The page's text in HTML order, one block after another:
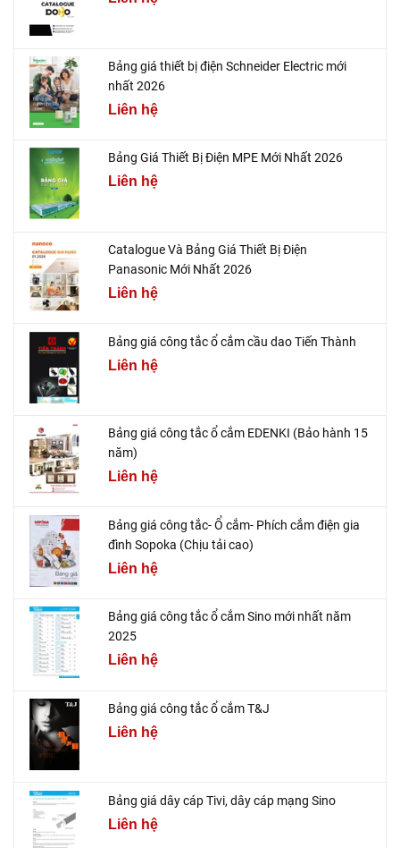
Bảng giá thiết bị điện Schneider Electric mới
nhất 2026
Liên hệ
Bảng Giá Thiết Bị Điện MPE Mới Nhất 2026
Liên hệ
Catalogue Và Bảng Giá Thiết Bị Điện
Panasonic Mới Nhất 2026
Liên hệ
Bảng giá công tắc ổ cắm cầu dao Tiến Thành
Liên hệ
Bảng giá công tắc ổ cắm EDENKI (Bảo hành 15
năm)
Liên hệ
Bảng giá công tắc- Ổ cắm- Phích cắm điện gia
đình Sopoka (Chịu tải cao)
Liên hệ
Bảng giá công tắc ổ cắm Sino mới nhất năm
2025
Liên hệ
Bảng giá công tắc ổ cắm T&J
Liên hệ
Bảng giá dây cáp Tivi, dây cáp mạng Sino
Liên hệ